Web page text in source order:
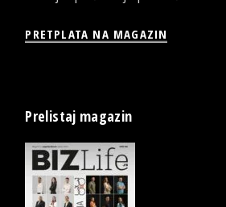
PRETPLATA NA MAGAZIN
Prelistaj magazin